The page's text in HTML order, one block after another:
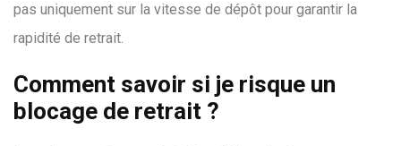
pas uniquement sur la vitesse de dépôt pour garantir la
rapidité de retrait.
Comment savoir si je risque un
blocage de retrait ?